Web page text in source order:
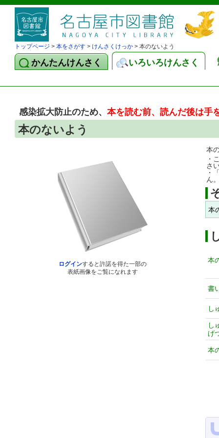
トップページ > 本をさがす > けんさくけっか > 本のないよう
かんたんけんさく いろいろけんさく
感染拡大防止のため、本を読む前、読んだ後は手
本のないよう
ログインすると許諾を得た一部の
表紙画像をご覧になれます
本
・
さ
・
ん
本
本
書
し
し
げ
本